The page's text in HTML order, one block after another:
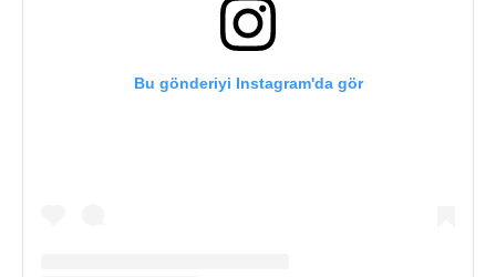
Bu gönderiyi Instagram'da gör